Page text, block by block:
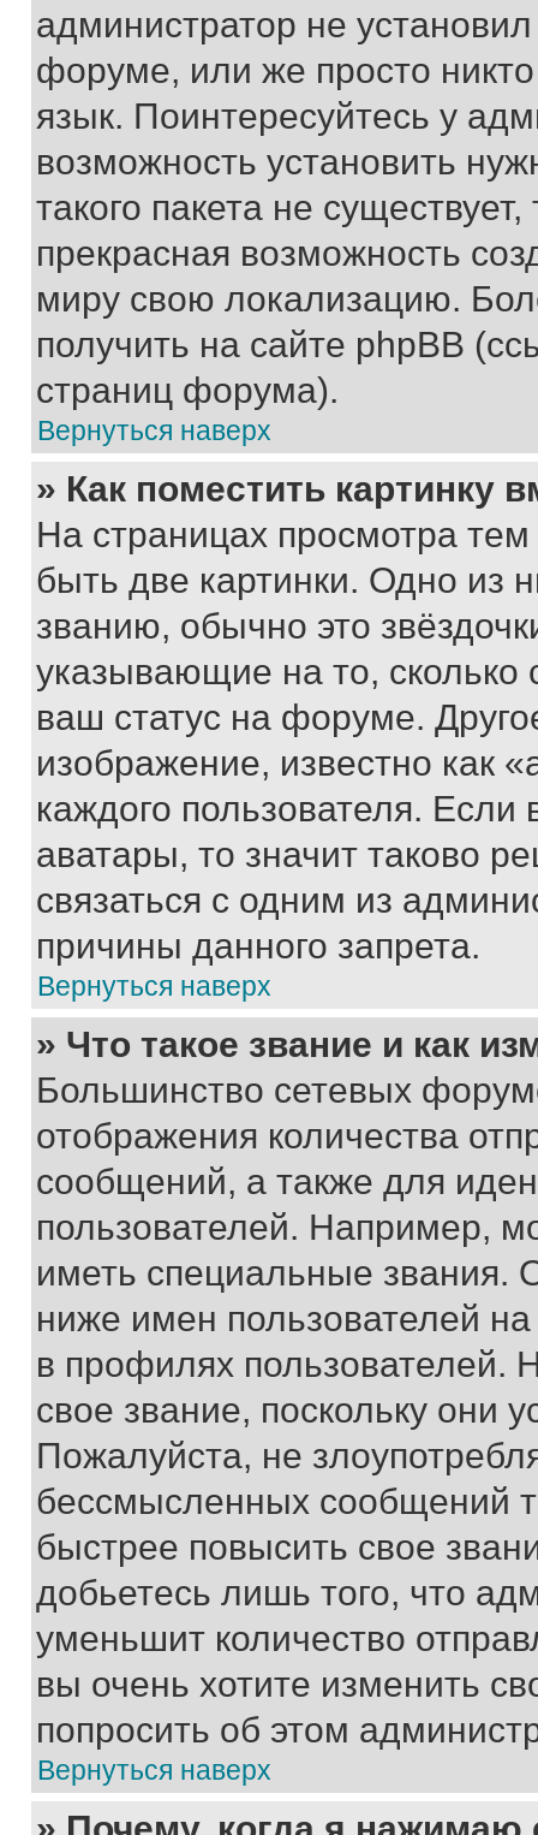
администратор не
форуме, или же просто
язык. Поинтересуйтесь у
возможность установить
такого пакета не
прекрасная возможность
миру свою локализацию.
получить на сайте phpBB
страниц форума).
Вернуться наверх
» Как поместить картинку
На страницах просмотра
быть две картинки. Одно из
званию, обычно это
указывающие на то,
ваш статус на форуме.
изображение, известно как
каждого пользователя.
аватары, то значит таково
связаться с одним из
причины данного запрета.
Вернуться наверх
» Что такое звание и как
Большинство сетевых
отображения количества
сообщений, а также для
пользователей. Например,
иметь специальные звания.
ниже имен пользователей
в профилях
свое звание, поскольку они
Пожалуйста, не
бессмысленных сообщений
быстрее повысить свое
добьетесь лишь того, что
уменьшит количество
вы очень хотите изменить
попросить об этом
Вернуться наверх